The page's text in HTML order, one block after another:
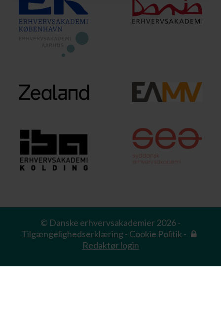
© Danske erhvervsakademier 2026 -
Tilgængelighedserklæring- Cookie Politik -
Redaktør login